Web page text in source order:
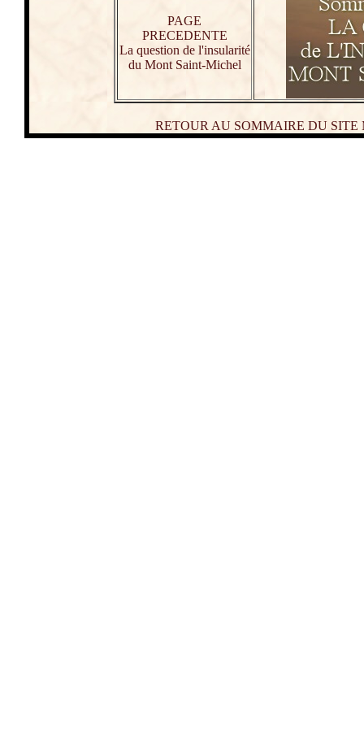
PAGE
PRECEDENTE
La question de l'insularité
du Mont Saint-Michel
RETOUR AU SOMMAIRE DU